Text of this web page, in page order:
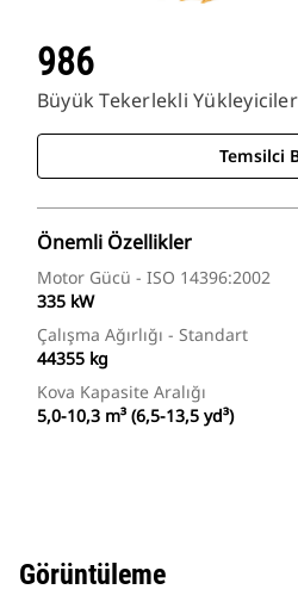
986
Büyük Tekerlekli Yükleyiciler
Temsilci
Önemli Özellikler
Motor Gücü - ISO 14396:2002
335 kW
Çalışma Ağırlığı - Standart
44355 kg
Kova Kapasite Aralığı
5,0-10,3 m³ (6,5-13,5 yd³)
Görüntüleme